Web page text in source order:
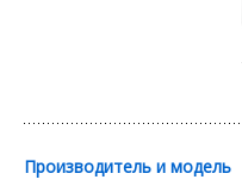
Производитель и модель